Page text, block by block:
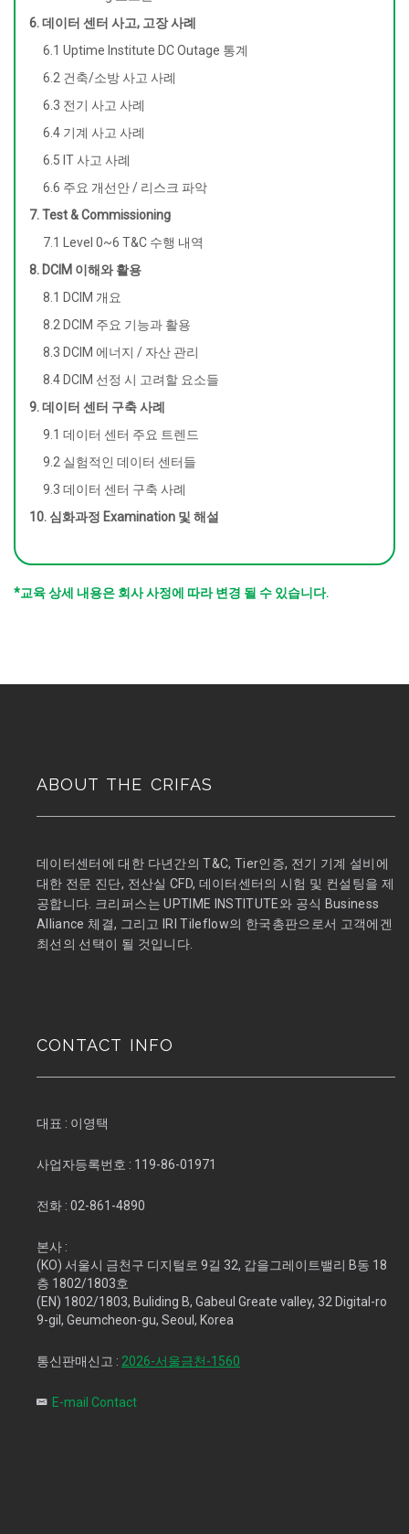
6. 데이터 센터 사고, 고장 사례
6.1 Uptime Institute DC Outage 통계
6.2 건축/소방 사고 사례
6.3 전기 사고 사례
6.4 기계 사고 사례
6.5 IT 사고 사례
6.6 주요 개선안 / 리스크 파악
7. Test & Commissioning
7.1 Level 0~6 T&C 수행 내역
8. DCIM 이해와 활용
8.1 DCIM 개요
8.2 DCIM 주요 기능과 활용
8.3 DCIM 에너지 / 자산 관리
8.4 DCIM 선정 시 고려할 요소들
9. 데이터 센터 구축 사례
9.1 데이터 센터 주요 트렌드
9.2 실험적인 데이터 센터들
9.3 데이터 센터 구축 사례
10. 심화과정 Examination 및 해설
*교육 상세 내용은 회사 사정에 따라 변경 될 수 있습니다.
ABOUT THE CRIFAS
데이터센터에 대한 다년간의 T&C, Tier인증, 전기 기계 설비에
대한 전문 진단, 전산실 CFD, 데이터센터의 시험 및 컨설팅을 제
공합니다. 크리퍼스는 UPTIME INSTITUTE와 공식 Business
Alliance 체결, 그리고 IRI Tileflow의 한국총판으로서 고객에겐
최선의 선택이 될 것입니다.
CONTACT INFO
대표 : 이영택
사업자등록번호 : 119-86-01971
전화 : 02-861-4890
본사 :
(KO) 서울시 금천구 디지털로 9길 32, 갑을그레이트밸리 B동 18
층 1802/1803호
(EN) 1802/1803, Buliding B, Gabeul Greate valley, 32 Digital-ro
9-gil, Geumcheon-gu, Seoul, Korea
통신판매신고 : 2026-서울금천-1560
E-mail Contact